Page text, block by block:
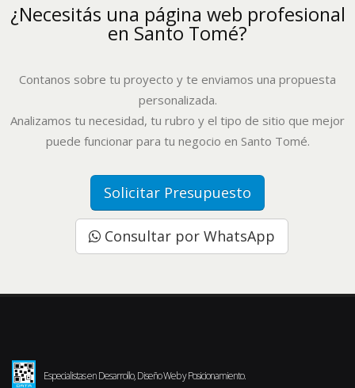
¿Necesitás una página web profesional
en Santo Tomé?
Contanos sobre tu proyecto y te enviamos una propuesta
personalizada.
Analizamos tu necesidad, tu rubro y el tipo de sitio que mejor
puede funcionar para tu negocio en Santo Tomé.
Solicitar Presupuesto
Consultar por WhatsApp
Especialistas en Desarrollo, Diseño Web y Posicionamiento.